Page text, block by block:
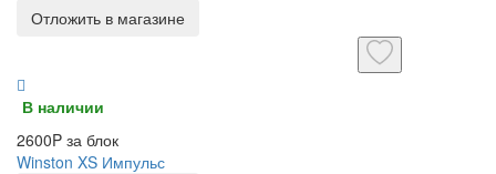
Отложить в магазине
В наличии
2600P за блок
Winston XS Импульс